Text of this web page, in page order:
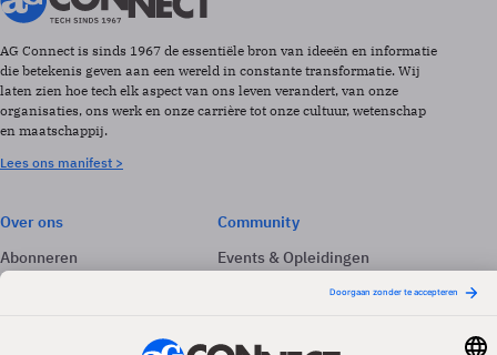
AG Connect is sinds 1967 de essentiële bron van ideeën en informatie
die betekenis geven aan een wereld in constante transformatie. Wij
laten zien hoe tech elk aspect van ons leven verandert, van onze
organisaties, ons werk en onze carrière tot onze cultuur, wetenschap
en maatschappij.
Lees ons manifest >
Over ons
Abonneren
Adverteren
Community
Events & Opleidingen